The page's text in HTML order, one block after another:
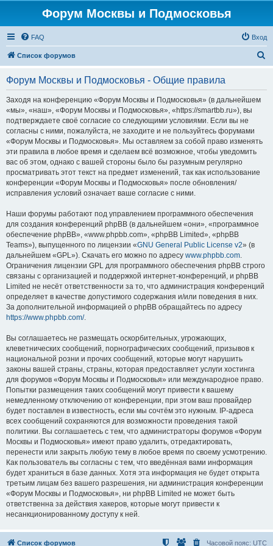
Форум Москвы и Подмосковья
FAQ Вход
Список форумов
Форум Москвы и Подмосковья - Общие правила
Заходя на конференцию «Форум Москвы и Подмосковья» (в дальнейшем
«мы», «наш», «Форум Москвы и Подмосковья», «https://smartbb.ru»), вы
подтверждаете своё согласие со следующими условиями. Если вы не
согласны с ними, пожалуйста, не заходите и не пользуйтесь форумами
«Форум Москвы и Подмосковья». Мы оставляем за собой право изменять
эти правила в любое время и сделаем всё возможное, чтобы уведомить
вас об этом, однако с вашей стороны было бы разумным регулярно
просматривать этот текст на предмет изменений, так как использование
конференции «Форум Москвы и Подмосковья» после обновления/
исправления условий означает ваше согласие с ними.
Наши форумы работают под управлением программного обеспечения
для создания конференций phpBB (в дальнейшем «они», «программное
обеспечение phpBB», «www.phpbb.com», «phpBB Limited», «phpBB
Teams»), выпущенного по лицензии «GNU General Public License v2» (в
дальнейшем «GPL»). Скачать его можно по адресу www.phpbb.com.
Ограничения лицензии GPL для программного обеспечения phpBB строго
связаны с организацией и поддержкой интернет-конференций, и phpBB
Limited не несёт ответственности за то, что администрация конференций
определяет в качестве допустимого содержания и/или поведения в них.
За дополнительной информацией о phpBB обращайтесь по адресу
https://www.phpbb.com/.
Вы соглашаетесь не размещать оскорбительных, угрожающих,
клеветнических сообщений, порнографических сообщений, призывов к
национальной розни и прочих сообщений, которые могут нарушить
законы вашей страны, страны, которая предоставляет услуги хостинга
для форумов «Форум Москвы и Подмосковья» или международное право.
Попытки размещения таких сообщений могут привести к вашему
немедленному отключению от конференции, при этом ваш провайдер
будет поставлен в известность, если мы сочтём это нужным. IP-адреса
всех сообщений сохраняются для возможности проведения такой
политики. Вы соглашаетесь с тем, что администраторы форумов «Форум
Москвы и Подмосковья» имеют право удалить, отредактировать,
перенести или закрыть любую тему в любое время по своему усмотрению.
Как пользователь вы согласны с тем, что введённая вами информация
будет храниться в базе данных. Хотя эта информация не будет открыта
третьим лицам без вашего разрешения, ни администрация конференции
«Форум Москвы и Подмосковья», ни phpBB Limited не может быть
ответственна за действия хакеров, которые могут привести к
несанкционированному доступу к ней.
Список форумов Часовой пояс: UTC